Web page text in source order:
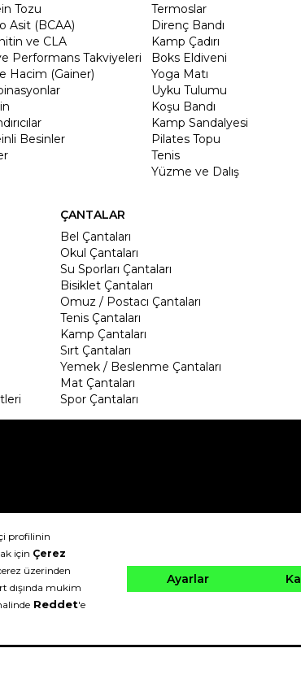
Tozu
Asit (BCAA)
ve CLA
Performans Takviyeleri
Hacim (Gainer)
Besinler
Termoslar
Direnç Bandı
Kamp Çadırı
Boks Eldiveni
Yoga Matı
Uyku Tulumu
Koşu Bandı
Kamp Sandalyesi
Pilates Topu
Tenis
Yüzme ve Dalış
ÇANTALAR
Bel Çantaları
Okul Çantaları
Su Sporları Çantaları
Bisiklet Çantaları
Omuz / Postacı Çantaları
Tenis Çantaları
Kamp Çantaları
Sırt Çantaları
Yemek / Beslenme Çantaları
Mat Çantaları
Spor Çantaları